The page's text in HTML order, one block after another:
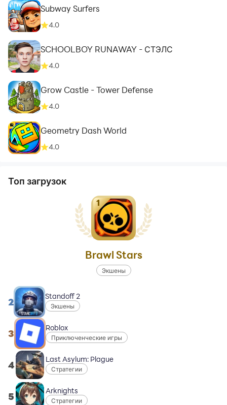
Subway Surfers
4.0
SCHOOLBOY RUNAWAY - СТЭЛС
4.0
Grow Castle - Tower Defense
4.0
Geometry Dash World
4.0
Топ загрузок
1
Brawl Stars
Экшены
2 Standoff 2
Экшены
3 Roblox
Приключенческие игры
4 Last Asylum: Plague
Стратегии
5 Arknights
Стратегии